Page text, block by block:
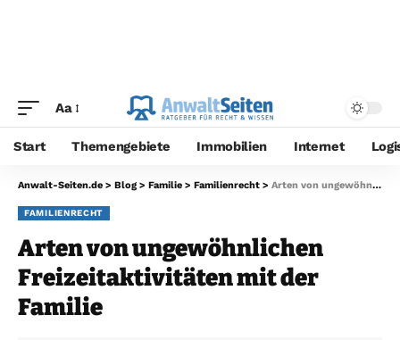
Aa
Start Themengebiete Immobilien Internet
Anwalt-Seiten.de > Blog > Familie > Familienrecht > Arten von ungewöhnlichen Freizeitaktivitäten mit der Familie
FAMILIENRECHT
Arten von ungewöhnlichen
Freizeitaktivitäten mit der
Familie